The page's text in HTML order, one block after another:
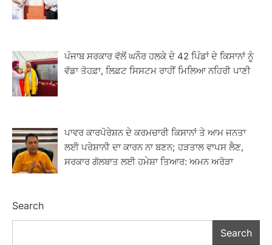
ਪੰਜਾਬ ਸਰਕਾਰ ਵੱਲੋਂ ਘਨੌਰ ਹਲਕੇ ਦੇ 42 ਪਿੰਡਾਂ ਦੇ ਕਿਸਾਨਾਂ ਨੂੰ
ਵੱਡਾ ਤੋਹਫ਼ਾ, ਲਿਫ਼ਟ ਸਿਸਟਮ ਰਾਹੀਂ ਮਿਲਿਆ ਨਹਿਰੀ ਪਾਣੀ
ਪਾਵਰ ਕਾਰਪੋਰੇਸ਼ਨ ਦੇ ਕਰਮਚਾਰੀ ਕਿਸਾਨਾਂ ਤੇ ਆਮ ਜਨਤਾ
ਲਈ ਪਰੇਸ਼ਾਨੀ ਦਾ ਕਾਰਨ ਨਾ ਬਣਨ; ਹੜਤਾਲ ਵਾਪਸ ਲੈਣ,
ਸਰਕਾਰ ਗੱਲਬਾਤ ਲਈ ਹਮੇਸ਼ਾ ਤਿਆਰ: ਅਮਨ ਅਰੋੜਾ
Search
Search
2
3
ਰਾਸ਼ਟਰੀ ਮਨੁੱਖੀ ਅਧਿਕਾਰ ਕਮਿਸ਼ਨ ਦੇ ਮੈਂਬਰ
ਪ੍ਰਿਯਾਂਕ ਕਾਨੂੰਨਗੋ ਵਲੋਂ ਬਰਨਾਲਾ ਵਿੱਚ ਵੱਖ-ਵੱਖ
4
ਹੁਸ਼ਿਆਰਪੁਰ ਜ਼ਿਲ੍ਹੇ ਵ‘ ਈ.ਐੱਫ. ਡਿਜੀਟਾਈਜ਼ੇਸ਼ਨ
ਦਾ ਕੰਮ 99.92 ਫੀਸਦੀ ਮੁਕੰਮਲ: ਜ਼ਿਲ੍ਹਾ ਚੋਣ